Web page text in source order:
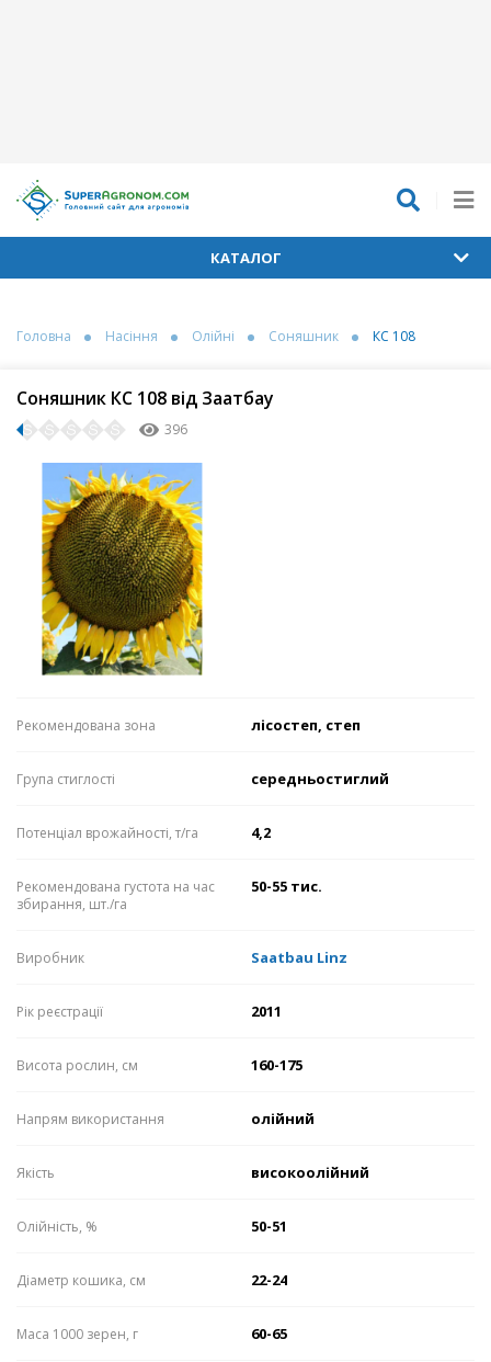
КАТАЛОГ
Головна Насіння Олійні Соняшник КС 108
Соняшник КС 108 від Заатбау
396
Рекомендована зона лісостеп, степ
Група стиглості середньостиглий
Потенціал врожайності, т/га 4,2
Рекомендована густота на час
збирання, шт./га
50-55 тис.
Виробник Saatbau Linz
Рік реєстрації 2011
Висота рослин, см 160-175
Напрям використання олійний
Якість високоолійний
Олійність, % 50-51
Діаметр кошика, см 22-24
Маса 1000 зерен, г 60-65